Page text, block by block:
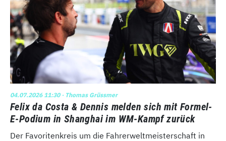
04.07.2026 11:30· Thomas Grüssmer
Felix da Costa & Dennis melden sich mit Formel-
E-Podium in Shanghai im WM-Kampf zurück
Der Favoritenkreis um die Fahrerweltmeisterschaft in